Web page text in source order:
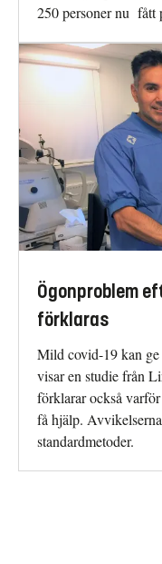
250 personer nu fått
Ögonproblem
förklaras
Mild covid-19 kan
visar en studie från
förklarar också
få hjälp.
standardmetoder.